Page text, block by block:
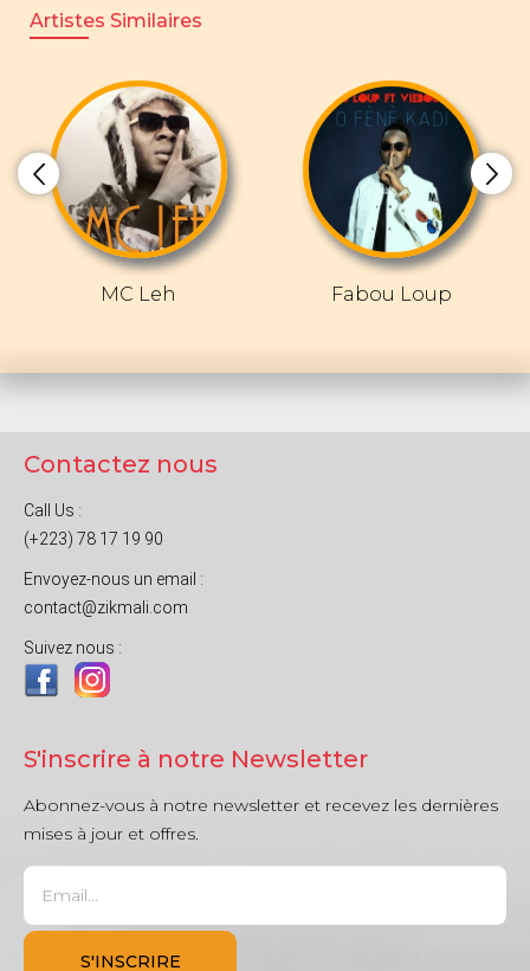
Artistes Similaires
MC Leh Fabou Loup
Contactez nous
Call Us :
(+223) 78 17 19 90
Envoyez-nous un email :
contact@zikmali.com
Suivez nous :
S'inscrire à notre Newsletter
Abonnez-vous à notre newsletter et recevez les dernières
mises à jour et offres.